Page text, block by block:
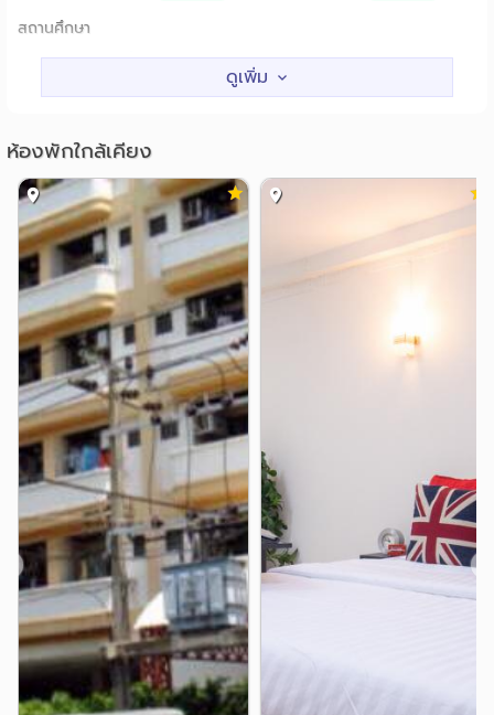
สถานศึกษา
ม.เทคโนโลยีราชมงคล เทคนิคกรุงเทพ 1.3 กม.
ม.เทคโนโลยีราชมงคลกรุงเทพ
รร.เซนต์หลุยส์ศึกษา
ม.เทคโนโลยีราชมงคลกรุงเทพ(พระนครใต้) 3.2 กม.
วิทยาลัยพยาบาลสภากาชาดไทย
แหล่งช๊อปปิ้ง
เทสโก้โลตัส(พระราม3) 0.7 กม.
เซ็นทรัล พระราม 3 0.7 กม.
ตลาดคลองเตย 2.7 กม.
สวนลุมไนท์บาซาร์ 2.8 กม.
เซ็นทรัล สีลมคอมเพล็กซ์
บางกอกแฟชั่นเอาท์เล็ท 3.3 กม.
โรงพยาบาล
รพ.เซนต์หลุยส์ 2.6 กม.
รพ.กรุงเทพคริสเตียน 3.0 กม.
รพ.จุฬาลงกรณ์ 3.3 กม. รพ.ตำรวจ
รพ.ตากสิน 4.8 กม. รพ.พร้อมมิตร
อื่นๆ
แยกสาธุประดิษฐ์ 3.0 กม.
สวนลุมพินี 3.2 กม. อาคารมาลีนนท์
ห้องพักใกล้เคียง
❯